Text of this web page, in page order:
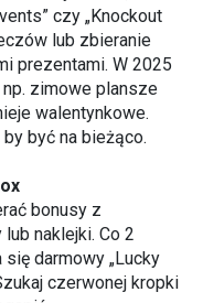
czy „Knockout
lub zbieranie
prezentami. W 2025
zimowe plansze
walentynkowe.
być na bieżąco.
bonusy z
naklejki. Co 2
darmowy „Lucky
czerwonej kropki